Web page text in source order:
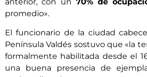
promedio».
El funcionario de la ciudad
Península Valdés sostuvo que «la
formalmente habilitada desde el
una buena presencia de